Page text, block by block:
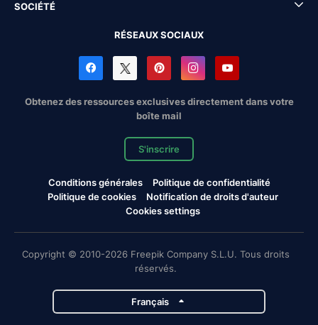
SOCIÉTÉ
RÉSEAUX SOCIAUX
Obtenez des ressources exclusives directement dans votre
boîte mail
S'inscrire
Conditions générales
Politique de confidentialité
Politique de cookies
Notification de droits d'auteur
Cookies settings
Copyright © 2010-2026 Freepik Company S.L.U. Tous droits
réservés.
Français